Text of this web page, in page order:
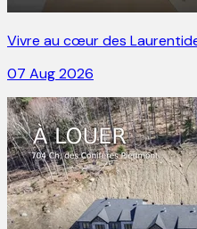
Vivre au cœur des
07 Aug 2026